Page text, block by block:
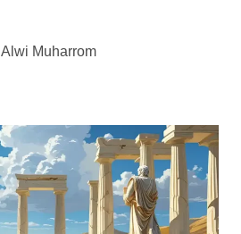
Alwi Muharrom